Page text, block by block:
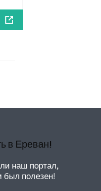
в Ереван!
наш портал,
был полезен!